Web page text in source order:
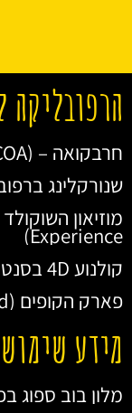
חרבקואה – (JARABACOA) + רפטינג בחרבקואה
שנורקלינג
Experience)
קולנוע 4D בסנטו דומינגו
פארק הקופים (Monkeyland) בפונטה קאנה
מידע
מלון בוב ספוג